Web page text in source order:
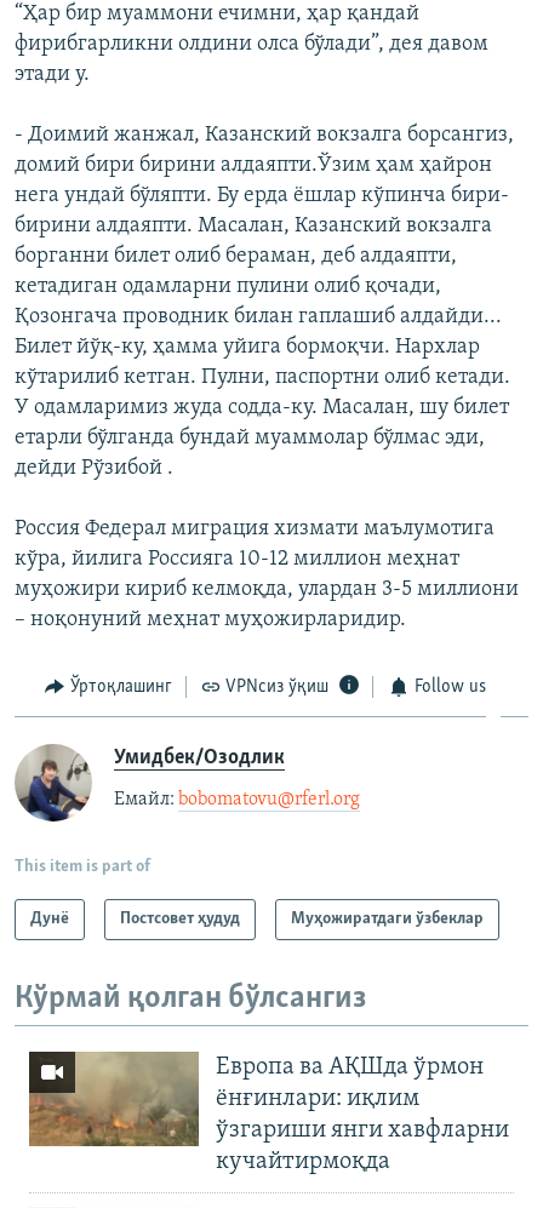
“Ҳар бир муаммони ечимни, ҳар қандай
фирибгарликни олдини олса бўлади”, дея давом
этади у.
- Доимий жанжал, Казанский вокзалга борсангиз,
домий бири бирини алдаяпти.Ўзим ҳам ҳайрон
нега ундай бўляпти. Бу ерда ёшлар кўпинча бири-
бирини алдаяпти. Масалан, Казанский вокзалга
борганни билет олиб бераман, деб алдаяпти,
кетадиган одамларни пулини олиб қочади,
Қозонгача проводник билан гаплашиб алдайди...
Билет йўқ-ку, ҳамма уйига бормоқчи. Нархлар
кўтарилиб кетган. Пулни, паспортни олиб кетади.
У одамларимиз жуда содда-ку. Масалан, шу билет
етарли бўлганда бундай муаммолар бўлмас эди,
дейди Рўзибой .
Россия Федерал миграция хизмати маълумотига
кўра, йилига Россияга 10-12 миллион меҳнат
муҳожири кириб келмоқда, улардан 3-5 миллиони
– ноқонуний меҳнат муҳожирларидир.
Ўртоқлашинг VPNсиз ўқиш Follow us
Умидбек/Озодлик
Емайл: ​ bobomatovu@rferl.org
This item is part of
Дунë Постсовет ҳудуд Муҳожиратдаги ўзбеклар
Кўрмай қолган бўлсангиз
Европа ва АҚШда ўрмон
ёнғинлари: иқлим
ўзгариши янги хавфларни
кучайтирмоқда